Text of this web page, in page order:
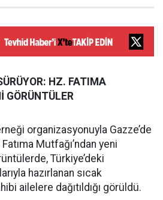
HZ. FATIMA
GÖRÜNTÜLER
organizasyonuyla Gazze’de
Mutfağı’ndan yeni
Türkiye’deki
hazırlanan sıcak
ailelere dağıtıldığı görüldü.